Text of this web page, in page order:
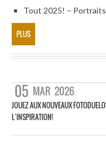
Tout 2025! –
PLUS
05 MAR 2026
JOUEZ AUX NOUVEAUX
L’INSPIRATION!